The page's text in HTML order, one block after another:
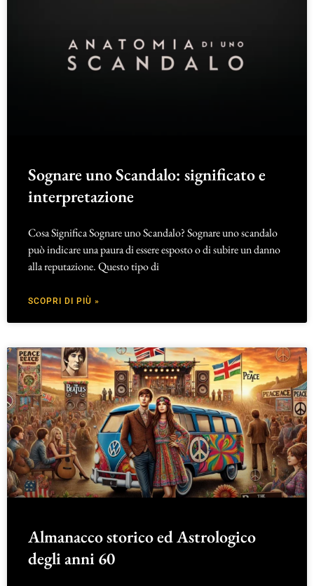
Sognare uno Scandalo: significato e
interpretazione
Cosa Significa Sognare uno Scandalo? Sognare uno scandalo
può indicare una paura di essere esposto o di subire un danno
alla reputazione. Questo tipo di
SCOPRI DI PIÙ »
Almanacco storico ed Astrologico
degli anni 60